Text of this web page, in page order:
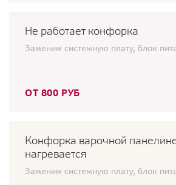
Не работает конфорка
Заменим системную плату, блок
ОТ 800 РУБ
Конфорка варочной
нагревается
Заменим системную плату, блок